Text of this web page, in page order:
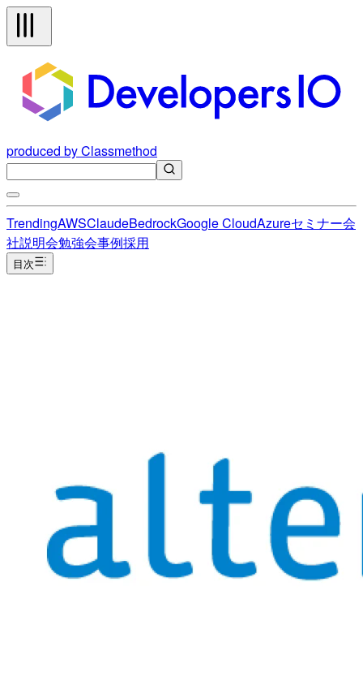
produced by Classmethod
TrendingAWSClaudeBedrockGoogle CloudAzureセミナー会
社説明会勉強会事例採用
目次